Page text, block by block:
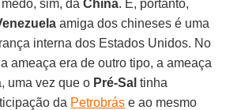
medo, sim, daChina. E, portanto,
amiga dos chineses é uma
interna dos Estados Unidos. No
a ameaça era de outro tipo, a ameaça
uma vez que o Pré-Sal tinha
da Petrobrás e ao mesmo